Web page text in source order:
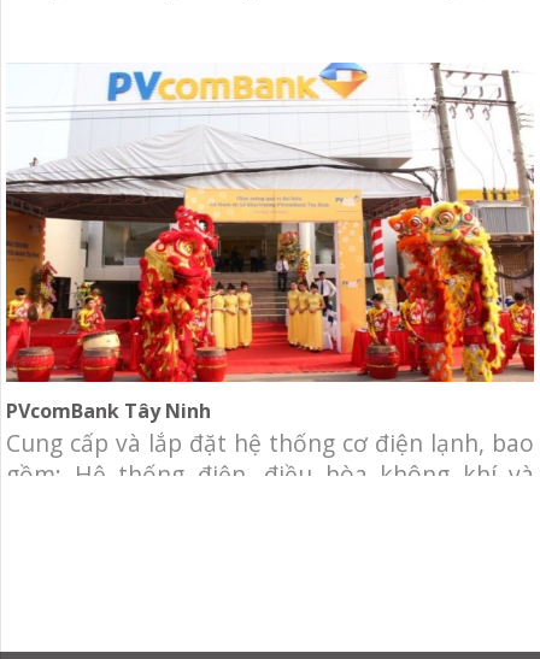
PVcomBank Tây Ninh
Cung cấp và lắp đặt hệ thống cơ điện lạnh, bao
gồm: Hệ thống điện, điều hòa không khí và